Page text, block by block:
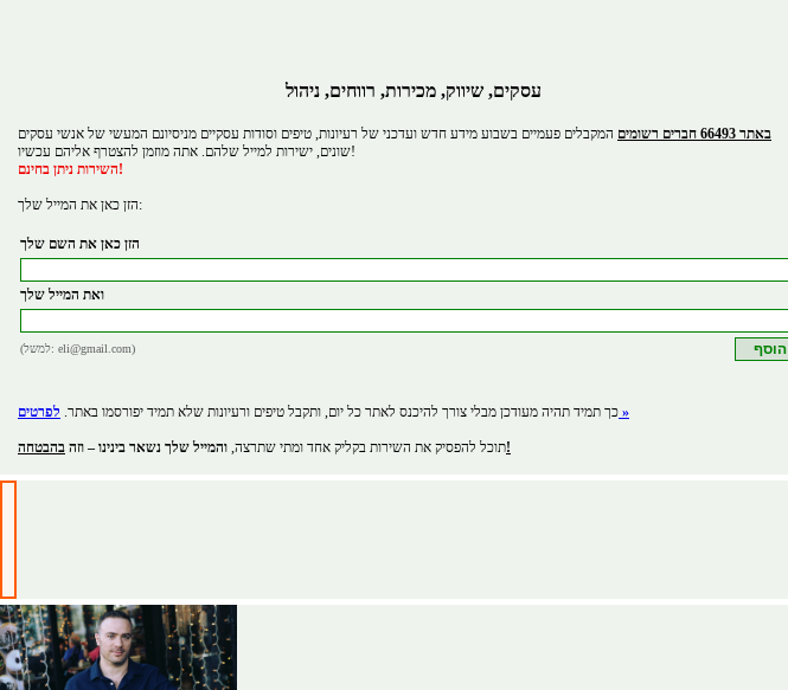
עסקים, שיווק, מכירות, רווחים, ניהול
באתר 66493 חברים רשומים
המקבלים פעמיים בשבוע מידע חדש ועדכני של רעיונות, טיפים וסודות עסקיים מניסיונם המעשי של אנשי עסקים
שונים, ישירות למייל שלהם. אתה מוזמן להצטרף אליהם עכשיו!
השירות ניתן בחינם!
הזן כאן את המייל שלך:
הזן כאן את השם שלך
ואת המייל שלך
(למשל: eli@gmail.com)
כך תמיד תהיה מעודכן מבלי צורך להיכנס לאתר כל יום, ותקבל טיפים ורעיונות שלא תמיד יפורסמו באתר. לפרטים »
תוכל להפסיק את השירות בקליק אחד ומתי שתרצה, והמייל שלך נשאר בינינו – וזה בהבטחה!